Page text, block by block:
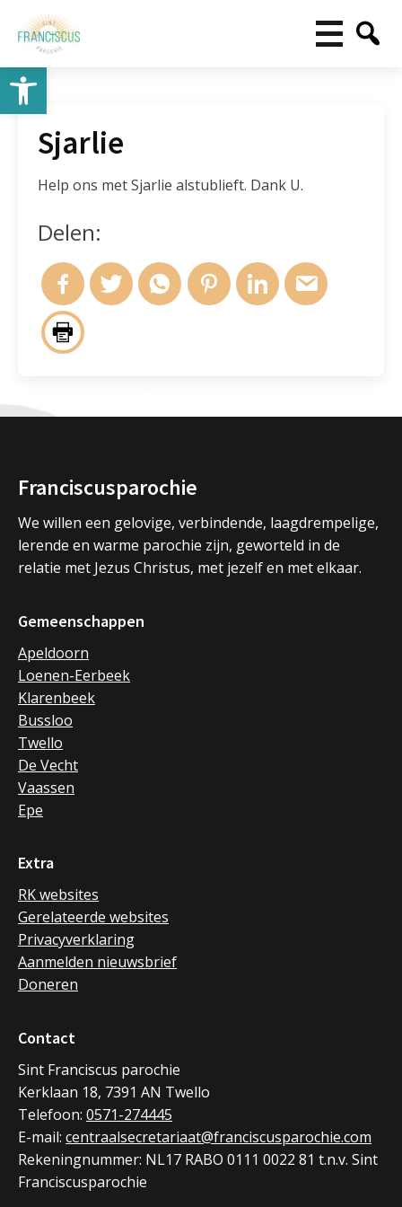
Toolbar openen
Sjarlie
Help ons met Sjarlie alstublieft. Dank U.
Delen:
Franciscusparochie
We willen een gelovige, verbindende, laagdrempelige,
lerende en warme parochie zijn, geworteld in de
relatie met Jezus Christus, met jezelf en met elkaar.
Gemeenschappen
Apeldoorn
Loenen-Eerbeek
Klarenbeek
Bussloo
Twello
De Vecht
Vaassen
Epe
Extra
RK websites
Gerelateerde websites
Privacyverklaring
Aanmelden nieuwsbrief
Doneren
Contact
Sint Franciscus parochie
Kerklaan 18, 7391 AN Twello
Telefoon: 0571-274445
E-mail: centraalsecretariaat@franciscusparochie.com
Rekeningnummer: NL17 RABO 0111 0022 81 t.n.v. Sint
Franciscusparochie